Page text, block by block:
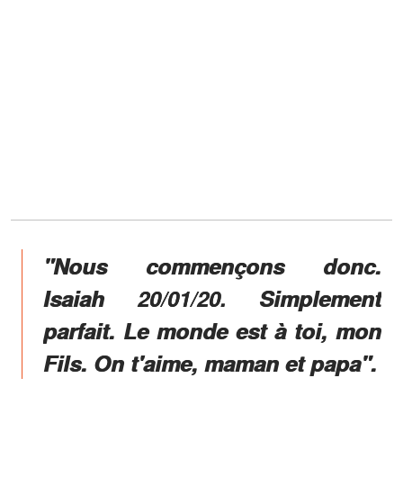
"Nous commençons donc.
Isaiah 20/01/20. Simplement
parfait. Le monde est à toi, mon
Fils. On t'aime, maman et papa".